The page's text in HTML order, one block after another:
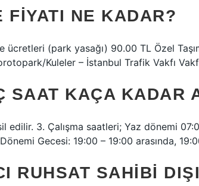
FIYATI NE KADAR?
ücretleri (park yasağı) 90.00 TL Özel
Kuleler – İstanbul Trafik Vakfı
SAAT KAÇA KADAR
edilir. 3. Çalışma saatleri; Yaz dönemi
Gecesi: 19:00 – 19:00 arasında,
RUHSAT SAHIBI